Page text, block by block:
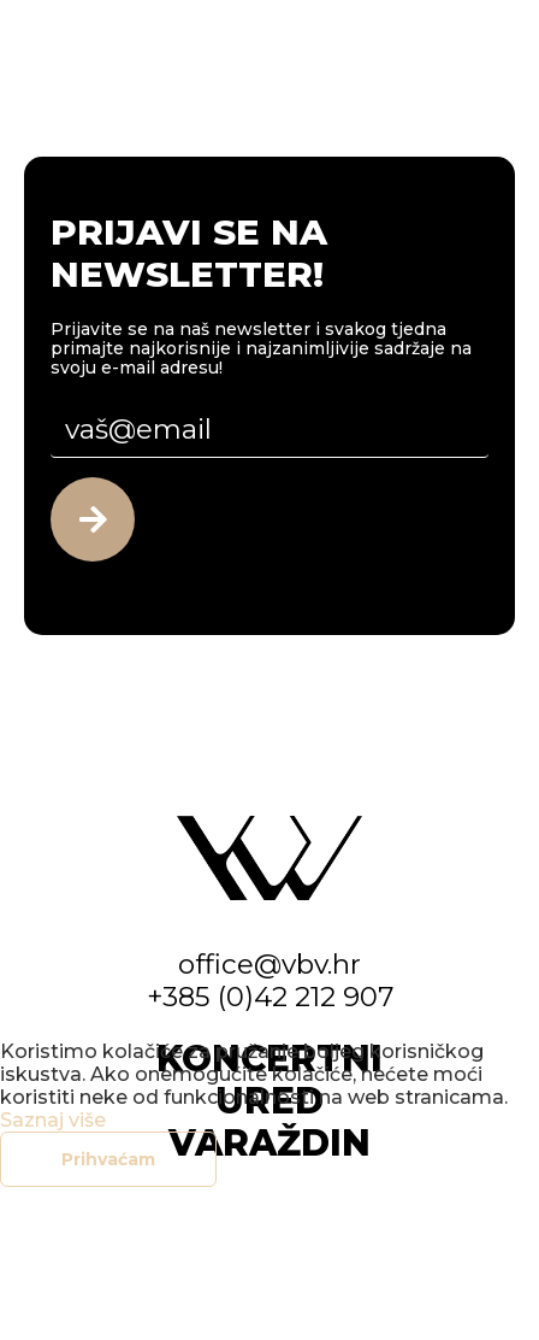
PRIJAVI SE NA
NEWSLETTER!
Prijavite se na naš newsletter i svakog tjedna
primajte najkorisnije i najzanimljivije sadržaje na
svoju e-mail adresu!
office@vbv.hr
+385 (0)42 212 907
KONCERTNI
URED
VARAŽDIN
Koristimo kolačiće za pružanje boljeg korisničkog
iskustva. Ako onemogućite kolačiće, nećete moći
koristiti neke od funkcionalnosti na web stranicama.
Saznaj više
Prihvaćam